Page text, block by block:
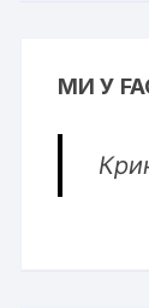
МИ У